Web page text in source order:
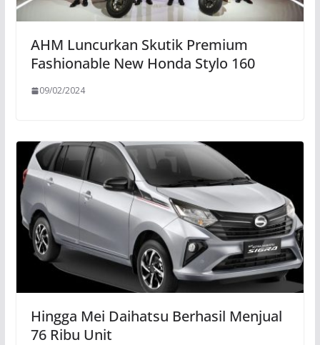
AHM Luncurkan Skutik Premium
Fashionable New Honda Stylo 160
09/02/2024
Hingga Mei Daihatsu Berhasil Menjual
76 Ribu Unit